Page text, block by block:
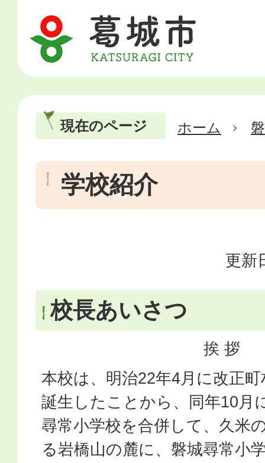
現在のページ ホーム
学校紹介
更新
校長あいさつ
挨 拶
本校は、明治22年4月に改正
誕生したことから、同年10月
尋常小学校を合併して、久米
る岩橋山の麓に、磐城尋常小